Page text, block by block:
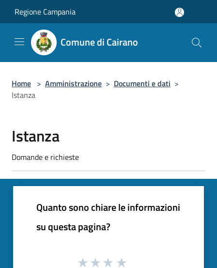
Regione Campania
Comune di Cairano
Home > Amministrazione > Documenti e dati >
Istanza
Istanza
Domande e richieste
Quanto sono chiare le informazioni
su questa pagina?